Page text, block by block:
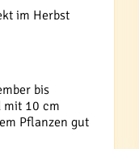
im Herbst
bis
mit 10 cm
Pflanzen gut